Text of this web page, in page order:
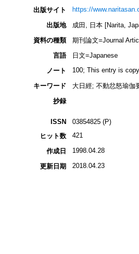
出版サイト
https://
出版地
成田, 日本 [Narita,
資料の種類
期刊論文=Journal
言語
日文=Japanese
ノート
100; This entry is
キーワード
大日經; 不動忿怒瑜伽
抄録
ISSN
03854825 (P)
ヒット数
421
作成日 1998.04.28
更新日期 2018.04.23